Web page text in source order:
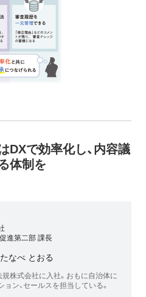
DXで効率化し、内容議
体制を
進第二部 課長
なべ とおる
規株式会社に入社。おもに自治体に
ョン、セールスを担当している。